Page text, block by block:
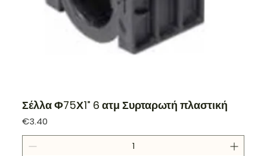
Σέλλα Φ75Χ1” 6 ατμ Συρταρωτή πλαστική
Price
€3.40